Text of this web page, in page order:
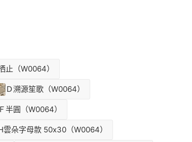
止（W0064）
Ｄ溯源笙歌（W0064）
Ｆ半圓（W0064）
雲朵字母款 50x30（W0064）